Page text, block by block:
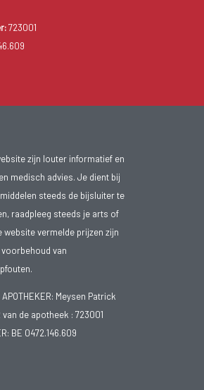
723001
zijn louter informatief en
medisch advies. Je dient bij
steeds de bijsluiter te
raadpleeg steeds je arts of
website vermelde prijzen zijn
van
Meysen Patrick
van de apotheek : 723001
BE 0472.146.609